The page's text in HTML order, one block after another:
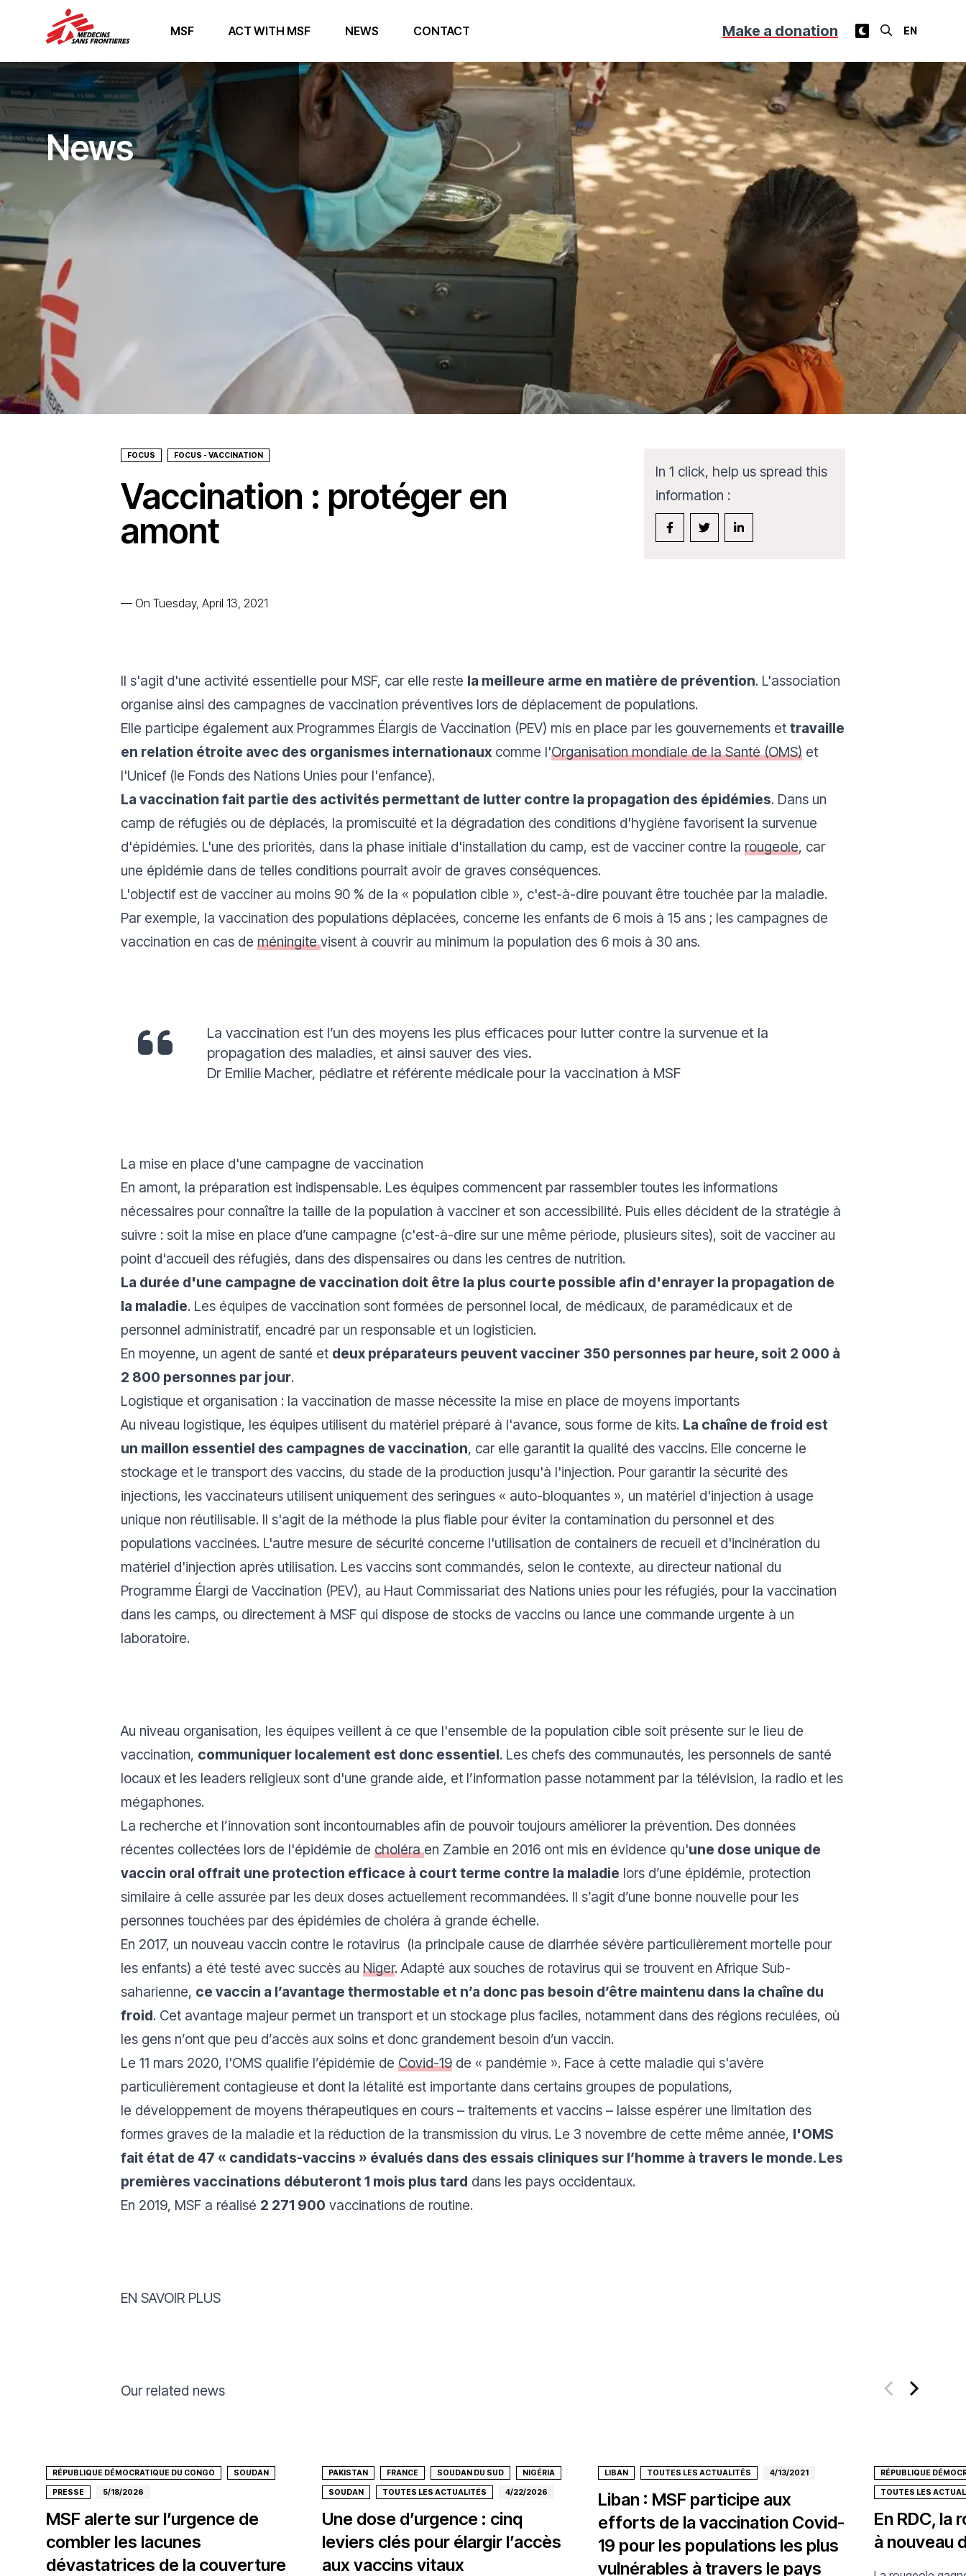
MSF ACT WITH MSF NEWS CONTACT Make a donation
News
FOCUS FOCUS - VACCINATION
Vaccination : protéger en
amont
— On Tuesday, April 13, 2021
In 1 click, help us spread this
information :
Il s'agit d'une activité essentielle pour MSF, car elle reste la meilleure arme en matière de prévention. L'association
organise ainsi des campagnes de vaccination préventives lors de déplacement de populations.
Elle participe également aux Programmes Élargis de Vaccination (PEV) mis en place par les gouvernements et travaille
en relation étroite avec des organismes internationaux comme l'Organisation mondiale de la Santé (OMS) et
l'Unicef (le Fonds des Nations Unies pour l'enfance).
La vaccination fait partie des activités permettant de lutter contre la propagation des épidémies. Dans un
camp de réfugiés ou de déplacés, la promiscuité et la dégradation des conditions d'hygiène favorisent la survenue
d'épidémies. L'une des priorités, dans la phase initiale d'installation du camp, est de vacciner contre la rougeole, car
une épidémie dans de telles conditions pourrait avoir de graves conséquences.
L'objectif est de vacciner au moins 90 % de la « population cible », c'est-à-dire pouvant être touchée par la maladie.
Par exemple, la vaccination des populations déplacées, concerne les enfants de 6 mois à 15 ans ; les campagnes de
vaccination en cas de méningitevisent à couvrir au minimum la population des 6 mois à 30 ans.
La vaccination est l’un des moyens les plus efficaces pour lutter contre la survenue et la
propagation des maladies, et ainsi sauver des vies.
Dr Emilie Macher, pédiatre et référente médicale pour la vaccination à MSF
La mise en place d'une campagne de vaccination
En amont, la préparation est indispensable. Les équipes commencent par rassembler toutes les informations
nécessaires pour connaître la taille de la population à vacciner et son accessibilité. Puis elles décident de la stratégie à
suivre : soit la mise en place d’une campagne (c'est-à-dire sur une même période, plusieurs sites), soit de vacciner au
point d'accueil des réfugiés, dans des dispensaires ou dans les centres de nutrition.
La durée d'une campagne de vaccination doit être la plus courte possible afin d'enrayer la propagation de
la maladie. Les équipes de vaccination sont formées de personnel local, de médicaux, de paramédicaux et de
personnel administratif, encadré par un responsable et un logisticien.
En moyenne, un agent de santé et deux préparateurs peuvent vacciner 350 personnes par heure, soit 2 000 à
2 800 personnes par jour.
Logistique et organisation : la vaccination de masse nécessite la mise en place de moyens importants
Au niveau logistique, les équipes utilisent du matériel préparé à l'avance, sous forme de kits. La chaîne de froid est
un maillon essentiel des campagnes de vaccination, car elle garantit la qualité des vaccins. Elle concerne le
stockage et le transport des vaccins, du stade de la production jusqu'à l'injection. Pour garantir la sécurité des
injections, les vaccinateurs utilisent uniquement des seringues « auto-bloquantes », un matériel d'injection à usage
unique non réutilisable. Il s'agit de la méthode la plus fiable pour éviter la contamination du personnel et des
populations vaccinées. L'autre mesure de sécurité concerne l'utilisation de containers de recueil et d'incinération du
matériel d'injection après utilisation. Les vaccins sont commandés, selon le contexte, au directeur national du
Programme Élargi de Vaccination (PEV), au Haut Commissariat des Nations unies pour les réfugiés, pour la vaccination
dans les camps, ou directement à MSF qui dispose de stocks de vaccins ou lance une commande urgente à un
laboratoire.
Au niveau organisation, les équipes veillent à ce que l'ensemble de la population cible soit présente sur le lieu de
vaccination, communiquer localement est donc essentiel. Les chefs des communautés, les personnels de santé
locaux et les leaders religieux sont d'une grande aide, et l’information passe notamment par la télévision, la radio et les
mégaphones.
La recherche et l’innovation sont incontournables afin de pouvoir toujours améliorer la prévention. Des données
récentes collectées lors de l'épidémie de choléraen Zambie en 2016 ont mis en évidence qu'une dose unique de
vaccin oral offrait une protection efficace à court terme contre la maladie lors d’une épidémie, protection
similaire à celle assurée par les deux doses actuellement recommandées. Il s’agit d’une bonne nouvelle pour les
personnes touchées par des épidémies de choléra à grande échelle.
En 2017, un nouveau vaccin contre le rotavirus (la principale cause de diarrhée sévère particulièrement mortelle pour
les enfants) a été testé avec succès au Niger. Adapté aux souches de rotavirus qui se trouvent en Afrique Sub-
saharienne, ce vaccin a l’avantage thermostable et n’a donc pas besoin d’être maintenu dans la chaîne du
froid. Cet avantage majeur permet un transport et un stockage plus faciles, notamment dans des régions reculées, où
les gens n’ont que peu d’accès aux soins et donc grandement besoin d’un vaccin.
Le 11 mars 2020, l'OMS qualifie l’épidémie de Covid-19 de « pandémie ». Face à cette maladie qui s'avère
particulièrement contagieuse et dont la létalité est importante dans certains groupes de populations,
le développement de moyens thérapeutiques en cours – traitements et vaccins – laisse espérer une limitation des
formes graves de la maladie et la réduction de la transmission du virus. Le 3 novembre de cette même année, l'OMS
fait état de 47 « candidats-vaccins » évalués dans des essais cliniques sur l’homme à travers le monde. Les
premières vaccinations débuteront 1 mois plus tard dans les pays occidentaux.
En 2019, MSF a réalisé 2 271 900 vaccinations de routine.
EN SAVOIR PLUS
Our related news
RÉPUBLIQUE DÉMOCRATIQUE DU CONGO SOUDAN
PRESSE 5/18/2026
MSF alerte sur l’urgence de
combler les lacunes
dévastatrices de la couverture
PAKISTAN FRANCE SOUDAN DU SUD NIGÉRIA
SOUDAN TOUTES LES ACTUALITÉS 4/22/2026
Une dose d’urgence : cinq
leviers clés pour élargir l’accès
aux vaccins vitaux
LIBAN TOUTES LES ACTUALITÉS 4/13/2021
Liban : MSF participe aux
efforts de la vaccination Covid-
19 pour les populations les plus
vulnérables à travers le pays
RÉPUBLIQUE
TOUTES LES
En RDC, la
à nouveau